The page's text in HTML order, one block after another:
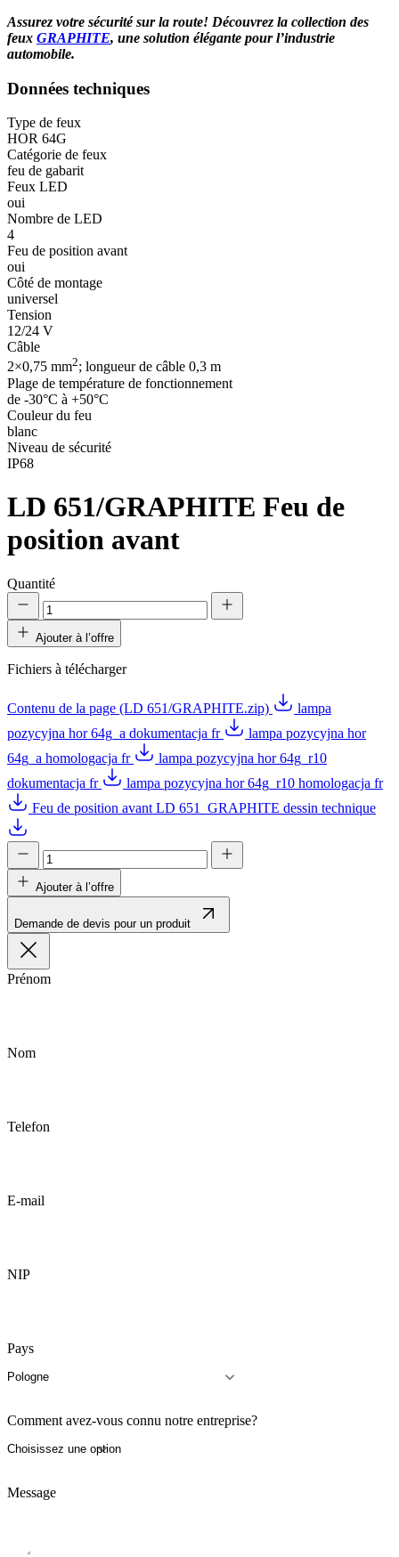
Assurez votre sécurité sur la route! Découvrez la collection des
feux GRAPHITE, une solution élégante pour l’industrie
automobile.
Données techniques
Type de feux
HOR 64G
Catégorie de feux
feu de gabarit
Feux LED
oui
Nombre de LED
4
Feu de position avant
oui
Côté de montage
universel
Tension
12/24 V
Câble
2×0,75 mm2; longueur de câble 0,3 m
Plage de température de fonctionnement
de -30°C à +50°C
Couleur du feu
blanc
Niveau de sécurité
IP68
LD 651/GRAPHITE Feu de
position avant
Quantité
Ajouter à l’offre
Fichiers à télécharger
Contenu de la page (LD 651/GRAPHITE.zip)
lampa
pozycyjna hor 64g_a dokumentacja fr
lampa pozycyjna hor
64g_a homologacja fr
lampa pozycyjna hor 64g_r10
dokumentacja fr
lampa pozycyjna hor 64g_r10 homologacja fr
Feu de position avant LD 651_GRAPHITE dessin technique
Ajouter à l’offre
Demande de devis pour un produit
Prénom
Nom
Telefon
E-mail
NIP
Pays
Comment avez-vous connu notre entreprise?
Message